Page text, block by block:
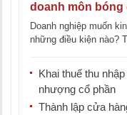
doanh môn bóng
Doanh nghiệp muốn
những điều kiện nào?
Khai thuế thu
nhượng cổ phần
Thành lập cửa